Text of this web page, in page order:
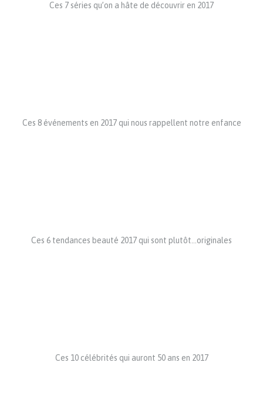
Ces 7 séries qu’on a hâte de découvrir en 2017
Ces 8 événements en 2017 qui nous rappellent notre enfance
Ces 6 tendances beauté 2017 qui sont plutôt…originales
Ces 10 célébrités qui auront 50 ans en 2017